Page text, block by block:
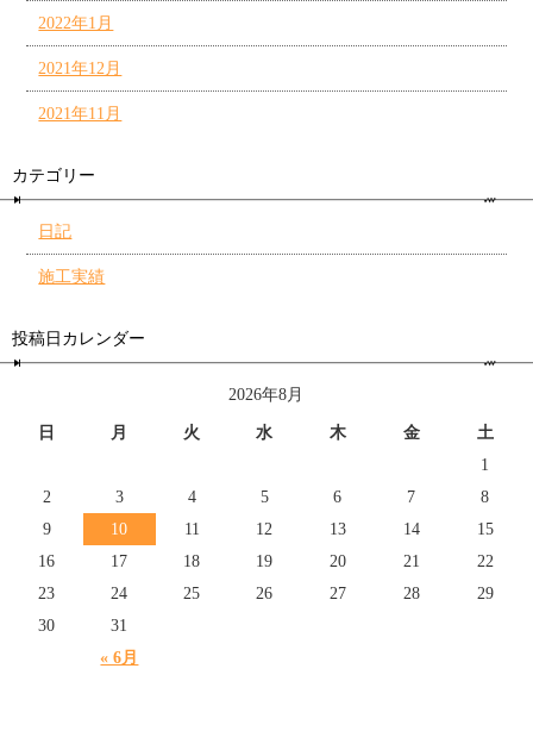
2022年1月
2021年12月
2021年11月
カテゴリー
日記
施工実績
投稿日カレンダー
2026年8月
日 月 火 水 木 金 土
« 6月
1
2
3 4 5 6 7
8
9
10 11 12 13 14
15
16
17 18 19 20 21
22
23
24 25 26 27 28
29
30
31